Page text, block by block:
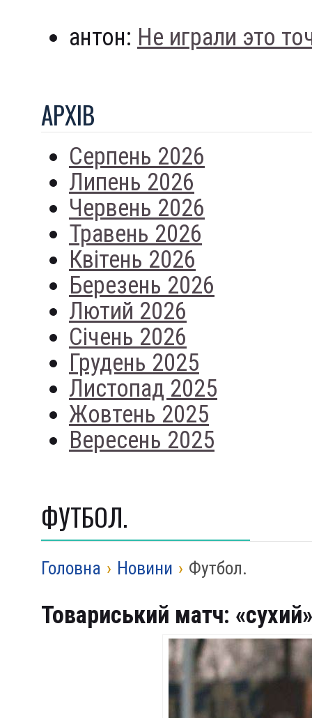
антон: Не играли это
АРХIВ
Серпень 2026
Липень 2026
Червень 2026
Травень 2026
Квітень 2026
Березень 2026
Лютий 2026
Січень 2026
Грудень 2025
Листопад 2025
Жовтень 2025
Вересень 2025
ФУТБОЛ.
Головна › Новини › Футбол.
Товариський матч: